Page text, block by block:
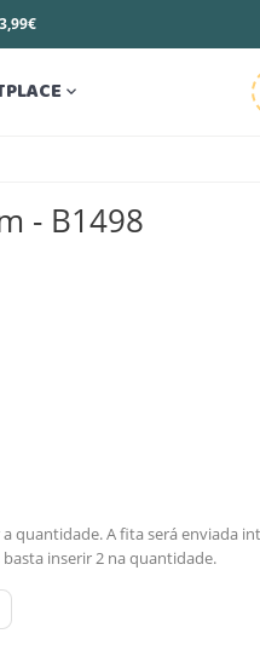

- B1498
quantidade. A fita será enviada
inserir 2 na quantidade.